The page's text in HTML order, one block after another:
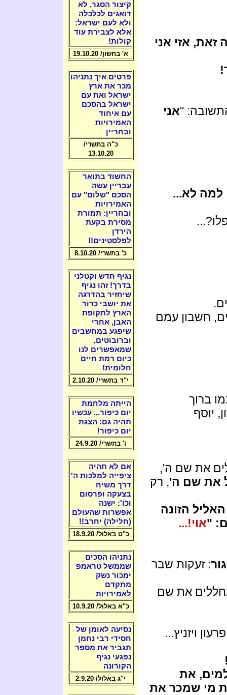
אזי אני
"אני
למה לא...
חשבון עמם
ברוך
יוסף
את שם ה',
את שם ה', רק
הזונה
"אוי!...
: זעקות שבר
את שם
ויזניץ...
את
מי שמכר את
קיצור הסגר, לא
דואגים לכלכלה
ולא לעם ישראל:
אלא לצבירת עוד
קולות!
א' בחשון/ 19.10.20
פרטים איך נתניהו
מכר את ארץ
ישראל ואת עם
ישראל בהסכם
עם איחוד
האמירויות
ובחריין
כ"ה בתשרי/
13.10.20
החשוד בתואר
עבריין עשה
הסכם "שלום" עם
האמירויות
ובחריין: תמורת
מסירת בקעת
הירדן
לפלסטינים!!
כ' בתשרי/ 8.10.20
נגיף חדש וקטלני
בדרך! זהו נגיף
שיחזיר בהדרגה
את יושבי כדור
הארץ לתקופת
האבן, אחרי
שיפגע במחשבים
וברובוטים,
שמאפשרים לנו
כיום רמת חיים
חלומית!
י"ד בתשרי/ 2.10.20
הייתה מלחמת
יום כיפור... עכשיו
תהיה גם: הצגת
יום כיפור!
ו' בתשרי/ 24.9.20
אם לא תהיה
ציפייה למלכות ה'
דרך משיח
בצעקה ופרסום
וכו': ישנה
אפשרות שהעולם
(חלילה) יחרב!!
כ"ט באלול/ 18.9.20
נתניהו הסכים
שממשל טראמפ
ימכור נשק
מתקדם
לאמירויות
כ"א באלול/ 10.9.20
נסיעה לאומן של
חסידי רבי נחמן
תגביר את מספר
נפגעי נגיף
הקורונה
י"ג באלול/ 2.9.20